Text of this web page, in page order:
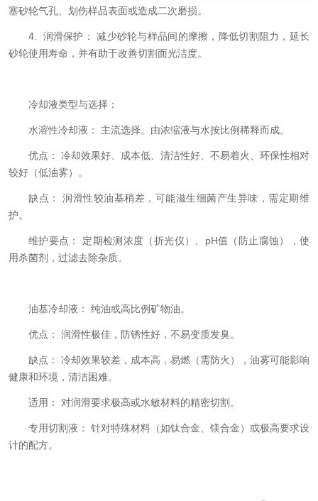
塞砂轮气孔、划伤样品表面或造成二次磨损。
4. 润滑保护： 减少砂轮与样品间的摩擦，降低切割阻力，延长
砂轮使用寿命，并有助于改善切割面光洁度。
冷却液类型与选择：
水溶性冷却液： 主流选择。由浓缩液与水按比例稀释而成。
优点： 冷却效果好、成本低、清洁性好、不易着火、环保性相对
较好（低油雾）。
缺点： 润滑性较油基稍差，可能滋生细菌产生异味，需定期维
护。
维护要点： 定期检测浓度（折光仪）、pH值（防止腐蚀），使
用杀菌剂，过滤去除杂质。
油基冷却液： 纯油或高比例矿物油。
优点： 润滑性极佳，防锈性好，不易变质发臭。
缺点： 冷却效果较差，成本高，易燃（需防火），油雾可能影响
健康和环境，清洁困难。
适用： 对润滑要求极高或水敏材料的精密切割。
专用切割液： 针对特殊材料（如钛合金、镁合金）或极高要求设
计的配方。